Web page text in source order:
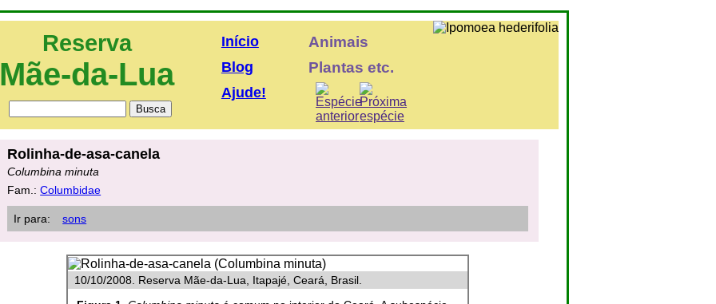
Reserva
Mãe-da-Lua
Início
Blog
Ajude!
Animais
Plantas etc.
Rolinha-de-asa-canela
Columbina minuta
Fam.:Columbidae
Ir para:sons
10/10/2008. Reserva Mãe-da-Lua, Itapajé, Ceará, Brasil.